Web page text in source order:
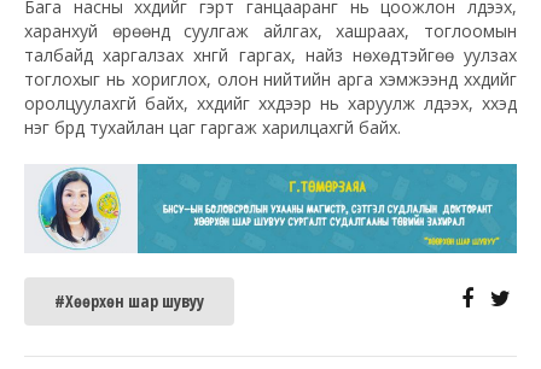
Бага насны хүүхдийг гэрт ганцааранг нь цоожлон үлдээх,
харанхуй өрөөнд суулгаж айлгах, хашраах, тоглоомын
талбайд харгалзах хүнгүй гаргах, найз нөхөдтэйгөө уулзах
тоглохыг нь хориглох, олон нийтийн арга хэмжээнд хүүхдийг
оролцуулахгүй байх, хүүхдийг хүүхдээр нь харуулж үлдээх, хүүхэд
нэг бүрд тухайлан цаг гаргаж харилцахгүй байх.
#Хөөрхөн шар шувуу